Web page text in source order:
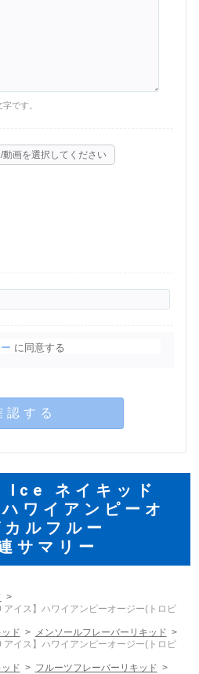
字です。
動画を選択してください
に同意する
認する
Ice ネイキッド
ワイアンピーオ
ルフルー
サマリー
アイス】ハワイアンピーオージー(トロピ
ド
メンソールフレーバーリキッド
アイス】ハワイアンピーオージー(トロピ
ド
フルーツフレーバーリキッド